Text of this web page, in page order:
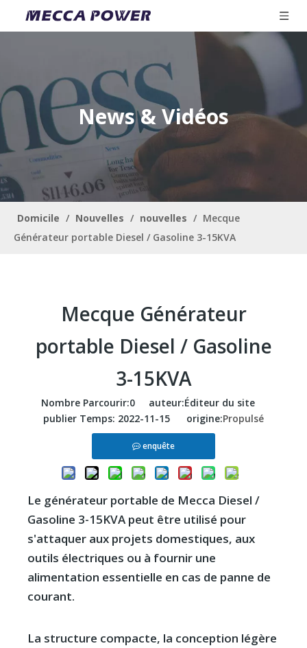
News & Vidéos
Domicile / Nouvelles / nouvelles / Mecque
Générateur portable Diesel / Gasoline 3-15KVA
Mecque Générateur
portable Diesel / Gasoline
3-15KVA
Nombre Parcourir:0 auteur:Éditeur du site
publier Temps: 2022-11-15 origine:Propulsé
enquête
Le générateur portable de Mecca Diesel /
Gasoline 3-15KVA peut être utilisé pour
s'attaquer aux projets domestiques, aux
outils électriques ou à fournir une
alimentation essentielle en cas de panne de
courant.
La structure compacte, la conception légère